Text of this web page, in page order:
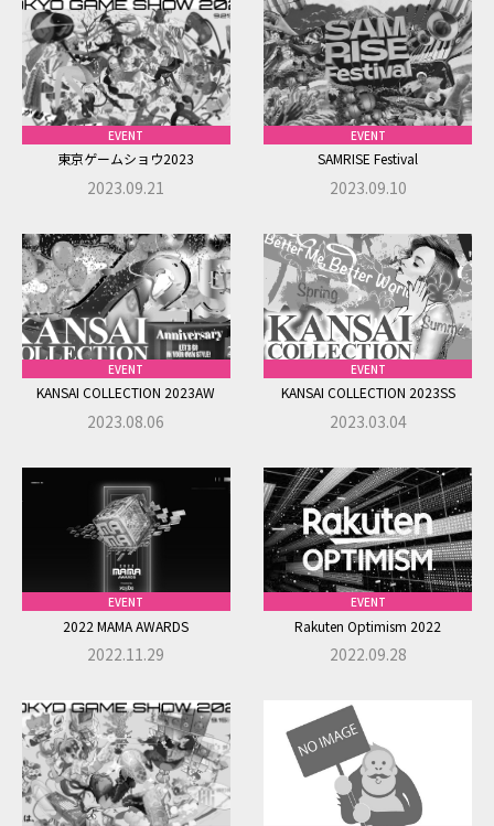
ABOUT
SERVICE
WORKS
VirtualSTUDIO
COMPANY
CONTACT
EVENT
東京ゲームショウ2023
2023.09.21
EVENT
SAMRISE Festival
2023.09.10
EVENT
KANSAI COLLECTION 2023AW
2023.08.06
EVENT
KANSAI COLLECTION 2023SS
2023.03.04
EVENT
2022 MAMA AWARDS
2022.11.29
EVENT
Rakuten Optimism 2022
2022.09.28